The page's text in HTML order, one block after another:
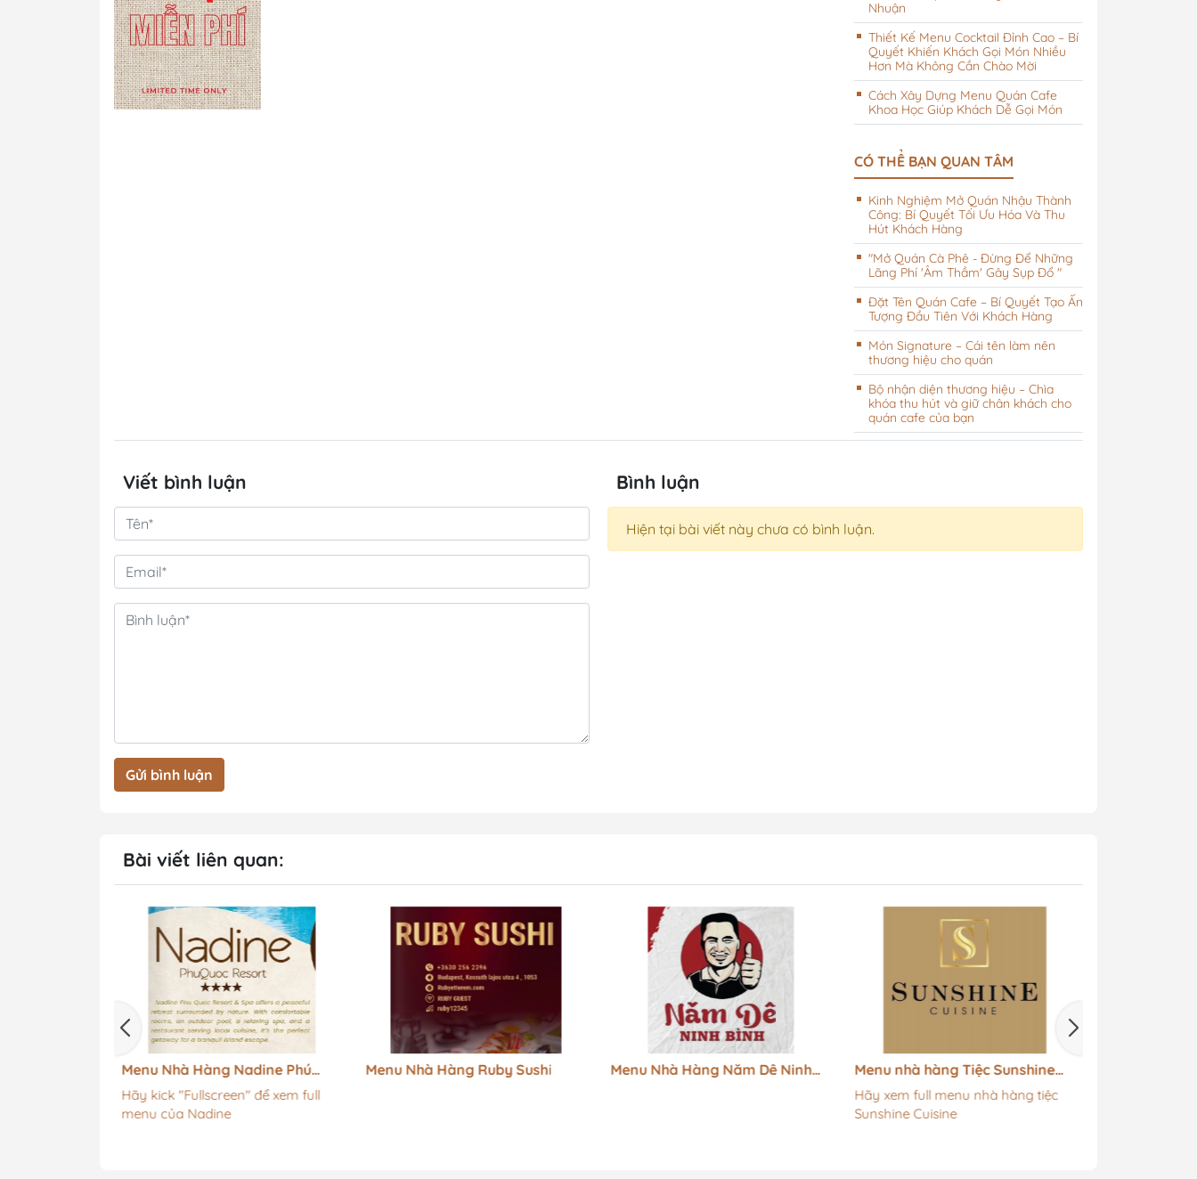
Menu cho chuối khách sạn
Nhuận
Thiết Kế Menu Cocktail Đỉnh Cao – Bí
Quyết Khiến Khách Gọi Món Nhiều
Hơn Mà Không Cần Chào Mời
Cách Xây Dựng Menu Quán Cafe
Khoa Học Giúp Khách Dễ Gọi Món
CÓ THỂ BẠN QUAN TÂM
Kinh Nghiệm Mở Quán Nhậu Thành
Công: Bí Quyết Tối Ưu Hóa Và Thu
Hút Khách Hàng
"Mở Quán Cà Phê - Đừng Để Những
Lãng Phí 'Âm Thầm' Gây Sụp Đổ "
Đặt Tên Quán Cafe – Bí Quyết Tạo Ấn
Tượng Đầu Tiên Với Khách Hàng
Món Signature – Cái tên làm nên
thương hiệu cho quán
Bộ nhận diện thương hiệu – Chìa
khóa thu hút và giữ chân khách cho
quán cafe của bạn
Viết bình luận
Gửi bình luận
Bình luận
Hiện tại bài viết này chưa có bình luận.
Bài viết liên quan:
Menu Nhà Hàng Nadine Phú
Quốc Resort
Hãy kick "Fullscreen" để xem full
menu của Nadine
Menu Nhà Hàng Ruby Sushi
Menu Nhà Hàng Năm Dê Ninh
Menu nhà hàng Tiệc Sunshine
Cuisine
Hãy xem full menu nhà hàng tiệc
Sunshine Cuisine